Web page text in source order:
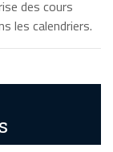
des cours
les calendriers.